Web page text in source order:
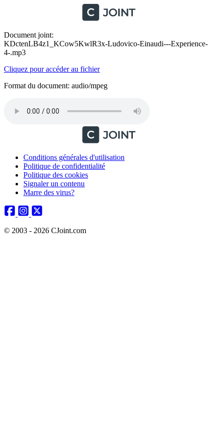
Document joint:
KDctenLB4z1_KCow5KwlR3x-Ludovico-Einaudi---Experience-
4-.mp3
Cliquez pour accéder au fichier
Format du document: audio/mpeg
Conditions générales d'utilisation
Politique de confidentialité
Politique des cookies
Signaler un contenu
Marre des virus?
© 2003 - 2026 CJoint.com